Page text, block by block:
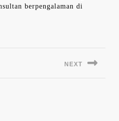
berpengalaman di
NEXT